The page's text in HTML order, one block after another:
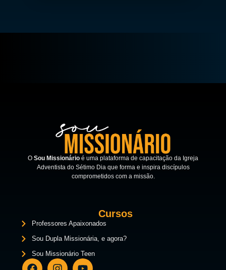
O Sou Missionário é uma plataforma de capacitação da Igreja
Adventista do Sétimo Dia que forma e inspira discípulos
comprometidos com a missão.
Cursos
Professores Apaixonados
Sou Dupla Missionária, e agora?
Sou Missionário Teen